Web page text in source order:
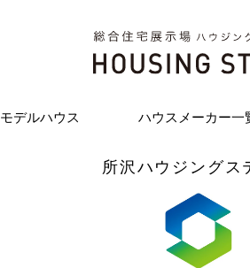
モデルハウス ハウスメーカー一
所沢ハウジングス